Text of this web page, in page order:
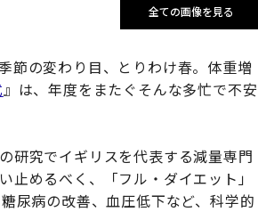
全ての画像を見る
節の変わり目、とりわけ春。体重増
』は、年度をまたぐそんな多忙で不安
研究でイギリスを代表する減量専門
めるべく、「フル・ダイエット」
尿病の改善、血圧低下など、科学的